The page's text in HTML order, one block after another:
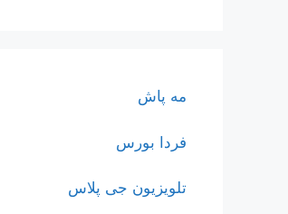
مه پاش
فردا بورس
تلویزیون جی پلاس